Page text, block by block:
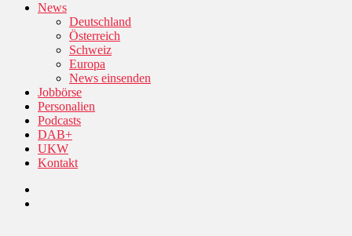
News
Deutschland
Österreich
Schweiz
Europa
News einsenden
Jobbörse
Personalien
Podcasts
DAB+
UKW
Kontakt